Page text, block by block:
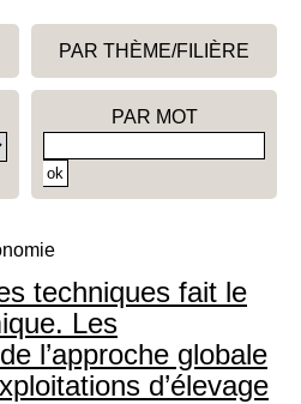
PAR THÈME/FILIÈRE
PAR MOT
techniques fait le
Les
l’approche globale
d’élevage